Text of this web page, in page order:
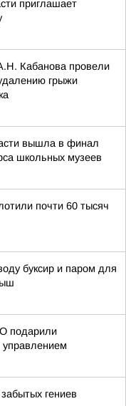
приглашает
Кабанова провели
грыжи
вышла в финал
школьных музеев
почти 60 тысяч
буксир и паром для
подарили
гениев